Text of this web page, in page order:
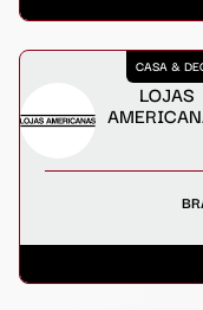
CASA &
LOJAS